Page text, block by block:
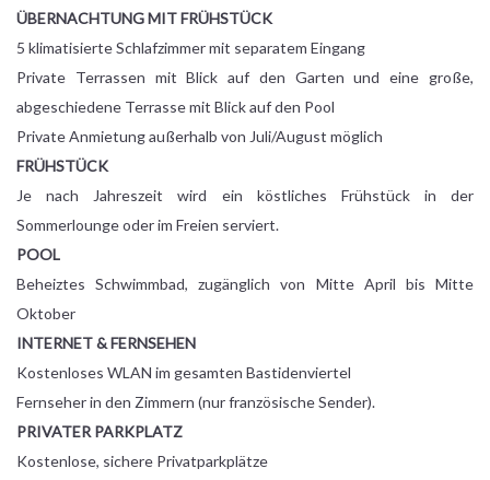
ÜBERNACHTUNG MIT FRÜHSTÜCK
5 klimatisierte Schlafzimmer mit separatem Eingang
Private Terrassen mit Blick auf den Garten und eine große,
abgeschiedene Terrasse mit Blick auf den Pool
Private Anmietung außerhalb von Juli/August möglich
FRÜHSTÜCK
Je nach Jahreszeit wird ein köstliches Frühstück in der
Sommerlounge oder im Freien serviert.
POOL
Beheiztes Schwimmbad, zugänglich von Mitte April bis Mitte
Oktober
INTERNET & FERNSEHEN
Kostenloses WLAN im gesamten Bastidenviertel
Fernseher in den Zimmern (nur französische Sender).
PRIVATER PARKPLATZ
Kostenlose, sichere Privatparkplätze